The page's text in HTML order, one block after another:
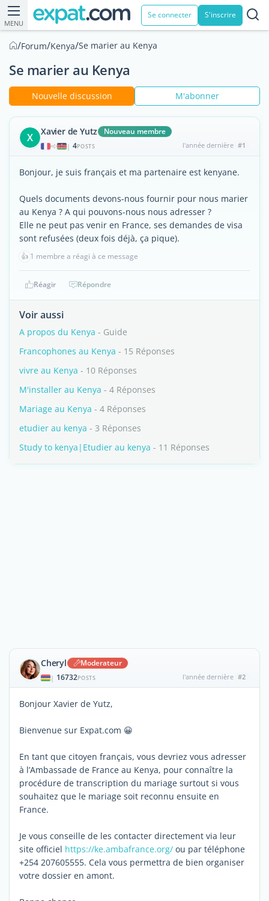
MENU
Se connecter S'inscrire
/Forum/Kenya/Se marier au Kenya
Se marier au Kenya
Nouvelle discussion M'abonner
X Xavier de Yutz Nouveau membre
| 4POSTS l'année dernière #1
Bonjour, je suis français et ma partenaire est kenyane.
Quels documents devons-nous fournir pour nous marier
au Kenya ? A qui pouvons-nous nous adresser ?
Elle ne peut pas venir en France, ses demandes de visa
sont refusées (deux fois déjà, ça pique).
👍 1 membre a réagi à ce message
Réagir Répondre
Voir aussi
A propos du Kenya - Guide
Francophones au Kenya - 15 Réponses
vivre au Kenya - 10 Réponses
M'installer au Kenya - 4 Réponses
Mariage au Kenya - 4 Réponses
etudier au kenya - 3 Réponses
Study to kenya|Etudier au kenya - 11 Réponses
Cheryl Moderateur
| 16732POSTS l'année dernière #2
Bonjour Xavier de Yutz,
Bienvenue sur Expat.com 😀
En tant que citoyen français, vous devriez vous adresser
à l’Ambassade de France au Kenya, pour connaître la
procédure de transcription du mariage surtout si vous
souhaitez que le mariage soit reconnu ensuite en
France.
Je vous conseille de les contacter directement via leur
site officiel https://ke.ambafrance.org/ ou par téléphone
+254 207605555. Cela vous permettra de bien organiser
votre dossier en amont.